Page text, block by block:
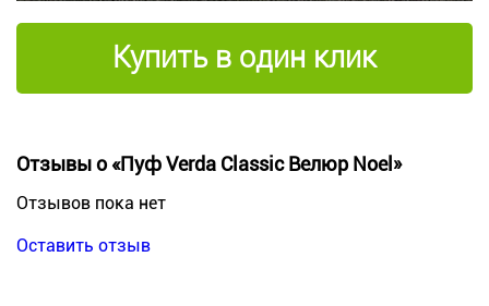
Купить в один клик
Отзывы о «Пуф Verda Classic Велюр Noel»
Отзывов пока нет
Оставить отзыв